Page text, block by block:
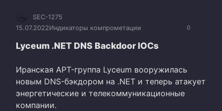
0
SEC-1275
15.07.2022Индикаторы компрометации
Lyceum .NET DNS Backdoor IOCs
Иранская APT-группа Lyceum вооружилась
новым DNS-бэкдором на .NET и теперь атакует
энергетические и телекоммуникационные
компании.